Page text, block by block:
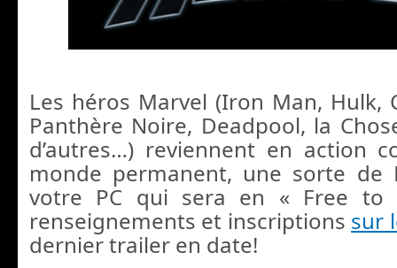
Les héros Marvel (Iron Man, Hulk,
Panthère Noire, Deadpool, la
d’autres…) reviennent en action
monde permanent, une sorte de
votre PC qui sera en « Free to
renseignements et inscriptions sur
dernier trailer en date!